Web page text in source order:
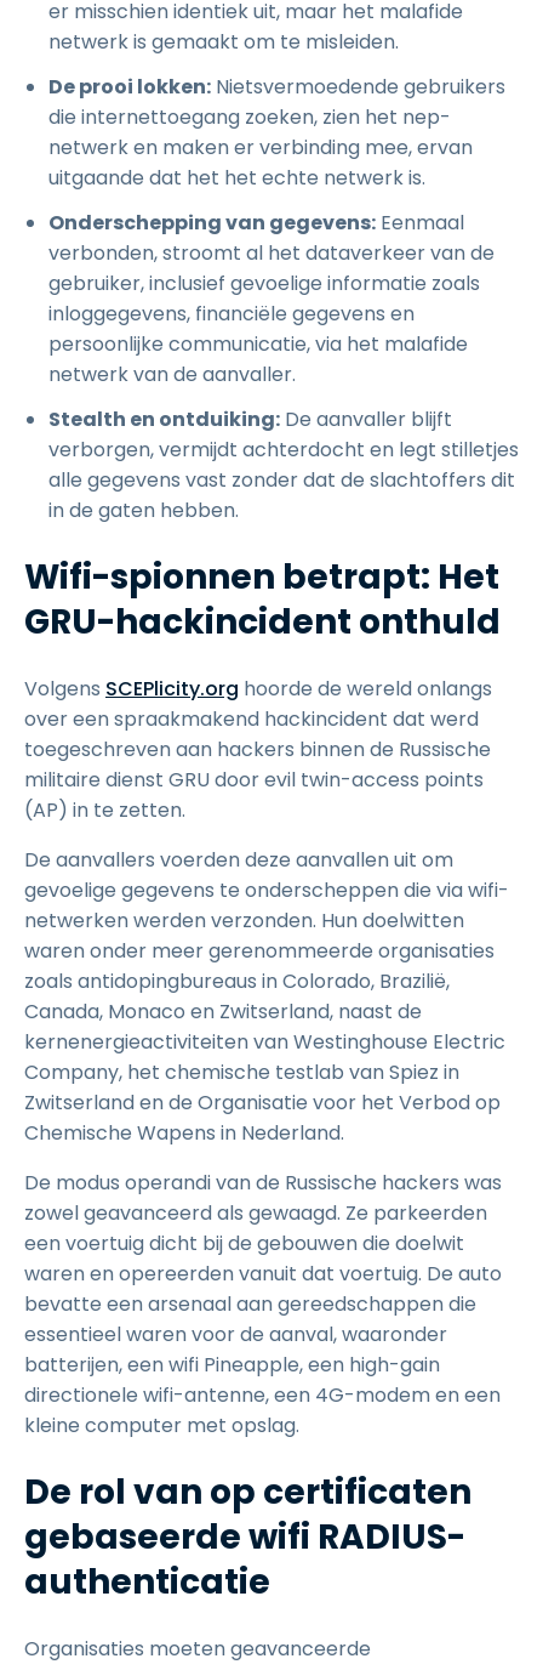
er misschien identiek uit, maar het malafide
netwerk is gemaakt om te misleiden.
De prooi lokken: Nietsvermoedende gebruikers
die internettoegang zoeken, zien het nep-
netwerk en maken er verbinding mee, ervan
uitgaande dat het het echte netwerk is.
Onderschepping van gegevens: Eenmaal
verbonden, stroomt al het dataverkeer van de
gebruiker, inclusief gevoelige informatie zoals
inloggegevens, financiële gegevens en
persoonlijke communicatie, via het malafide
netwerk van de aanvaller.
Stealth en ontduiking: De aanvaller blijft
verborgen, vermijdt achterdocht en legt stilletjes
alle gegevens vast zonder dat de slachtoffers dit
in de gaten hebben.
Wifi-spionnen betrapt: Het
GRU-hackincident onthuld
Volgens SCEPlicity.org hoorde de wereld onlangs
over een spraakmakend hackincident dat werd
toegeschreven aan hackers binnen de Russische
militaire dienst GRU door evil twin-access points
(AP) in te zetten.
De aanvallers voerden deze aanvallen uit om
gevoelige gegevens te onderscheppen die via wifi-
netwerken werden verzonden. Hun doelwitten
waren onder meer gerenommeerde organisaties
zoals antidopingbureaus in Colorado, Brazilië,
Canada, Monaco en Zwitserland, naast de
kernenergieactiviteiten van Westinghouse Electric
Company, het chemische testlab van Spiez in
Zwitserland en de Organisatie voor het Verbod op
Chemische Wapens in Nederland.
De modus operandi van de Russische hackers was
zowel geavanceerd als gewaagd. Ze parkeerden
een voertuig dicht bij de gebouwen die doelwit
waren en opereerden vanuit dat voertuig. De auto
bevatte een arsenaal aan gereedschappen die
essentieel waren voor de aanval, waaronder
batterijen, een wifi Pineapple, een high-gain
directionele wifi-antenne, een 4G-modem en een
kleine computer met opslag.
De rol van op certificaten
gebaseerde wifi RADIUS-
authenticatie
Organisaties moeten geavanceerde